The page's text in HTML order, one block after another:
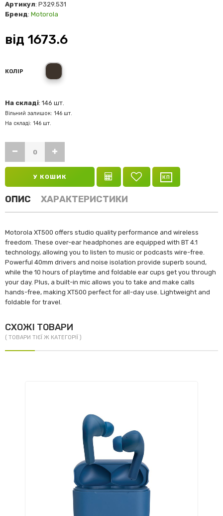
Артикул: P329.531
Бренд: Motorola
від 1673.6
КОЛІР
black
На складі: 146 шт.
Вільний залишок: 146 шт.
На складі: 146 шт.
У КОШИК
ОПИС ХАРАКТЕРИСТИКИ
Motorola XT500 offers studio quality performance and wireless
freedom. These over-ear headphones are equipped with BT 4.1
technology, allowing you to listen to music or podcasts wire-free.
Powerful 40mm drivers and noise isolation provide superb sound,
while the 10 hours of playtime and foldable ear cups get you through
your day. Plus, a built-in mic allows you to take and make calls
hands-free, making XT500 perfect for all-day use. Lightweight and
foldable for travel.
СХОЖІ ТОВАРИ
( ТОВАРИ ТІЄЇ Ж КАТЕГОРІЇ )